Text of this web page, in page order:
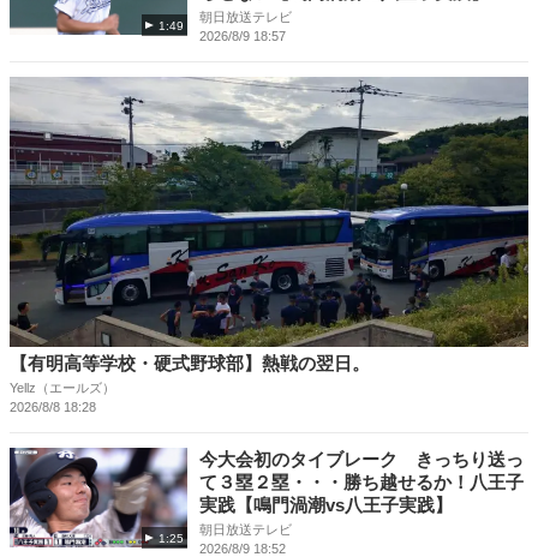
1:49
朝日放送テレビ
2026/8/9 18:57
【有明高等学校・硬式野球部】熱戦の翌日。
Yellz（エールズ）
2026/8/8 18:28
1:25
今大会初のタイブレーク きっちり送っ
て３塁２塁・・・勝ち越せるか！八王子
実践【鳴門渦潮vs八王子実践】
朝日放送テレビ
2026/8/9 18:52